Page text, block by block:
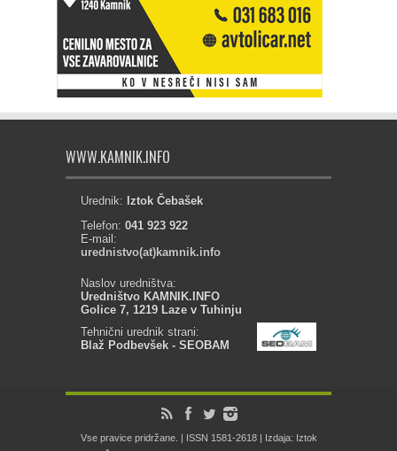
WWW.KAMNIK.INFO
Urednik: Iztok Čebašek
Telefon: 041 923 922
E-mail:
urednistvo(at)kamnik.info
Naslov uredništva:
Uredništvo KAMNIK.INFO
Golice 7, 1219 Laze v Tuhinju
Tehnični urednik strani:
Blaž Podbevšek - SEOBAM
Vse pravice pridržane. | ISSN 1581-2618 | Izdaja: Iztok